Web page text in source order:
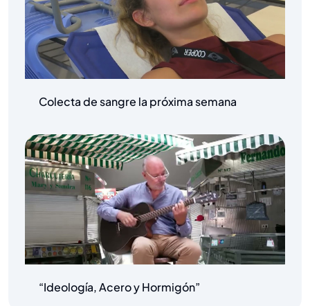
Colecta de sangre la próxima semana
“Ideología, Acero y Hormigón”